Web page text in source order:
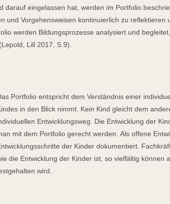
eingelassen hat, werden im Portfolio
und Vorgehensweisen kontinuierlich zu reflektieren
werden Bildungsprozesse analysiert und
Lill 2017, S.9).
Portfolio entspricht dem Verständnis einer
in den Blick nimmt. Kein Kind gleicht dem
Entwicklungsweg. Die Entwicklung der
mit dem Portfolio gerecht werden. Als offene
der Kinder dokumentiert.
die Entwicklung der Kinder ist, so vielfältig
wird.